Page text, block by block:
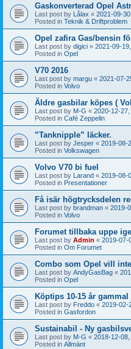
Gaskonverterad Opel
Last post by Lålax « 2021-09-
Posted in Teknik & Driftproblem
Opel zafira Gas/bensin
Last post by digici « 2021-09-
Posted in Opel
V70 2016
Last post by margu « 2021-07-
Posted in Volvo
Äldre gasbilar köpes (
Last post by M-G « 2020-12-27,
Posted in Café Zeppelin
”Tanknipple” läcker.
Last post by Jesper « 2019-08-
Posted in Volkswagen
Volvo V70 bi fuel
Last post by Larand « 2019-08-
Posted in Presentationer
Få isär högtrycksdelen
Last post by brandman « 2019-
Posted in Volvo
Forumet tillbaka uppe
Last post by Admin « 2019-07-
Posted in Om Forumet
Combo som Opel vill
Last post by AndyGasBag «
Posted in Opel
Köptips 10-15 år gammal
Last post by Freddo « 2019-02-
Posted in Gasfordon
Sustainabil - Ny
Last post by M-G « 2018-12-08,
Posted in Allmänt